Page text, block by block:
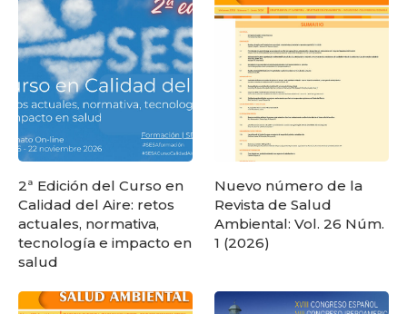
2ª Edición del Curso en
Calidad del Aire: retos
actuales, normativa,
tecnología e impacto en
salud
Nuevo número de la
Revista de Salud
Ambiental: Vol. 26 Núm.
1 (2026)